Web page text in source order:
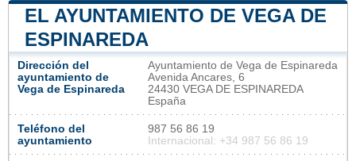
EL AYUNTAMIENTO DE VEGA DE
ESPINAREDA
Dirección del
ayuntamiento de
Vega de Espinareda
Ayuntamiento de Vega de Espinareda
Avenida Ancares, 6
24430 VEGA DE ESPINAREDA
España
Teléfono del
ayuntamiento
987 56 86 19
Internacional: +34 987 56 86 19